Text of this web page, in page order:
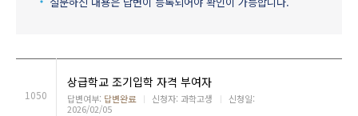
1050
상급학교 조기입학 자격 부여자
답변여부: 답변완료 ㅣ 신청자: 과학고생 ㅣ 신청일:
2026/02/05